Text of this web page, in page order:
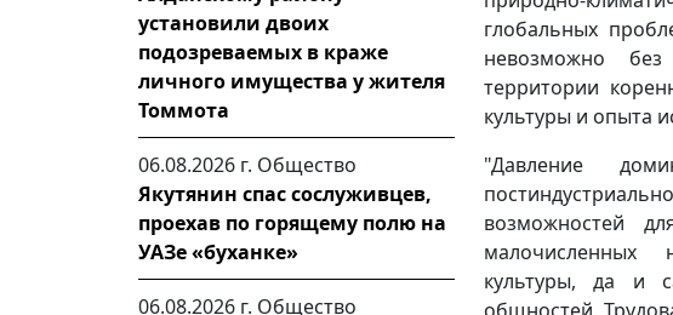
установили двоих
подозреваемых в краже
личного имущества у жителя
Томмота
06.08.2026 г. Общество
Якутянин спас сослуживцев,
проехав по горящему полю на
УАЗе «буханке»
06.08.2026 г. Общество
глобальных
невозможно
территории
культуры и опыта
"Давление
возможностей
малочисленных
культуры, да и
общностей.